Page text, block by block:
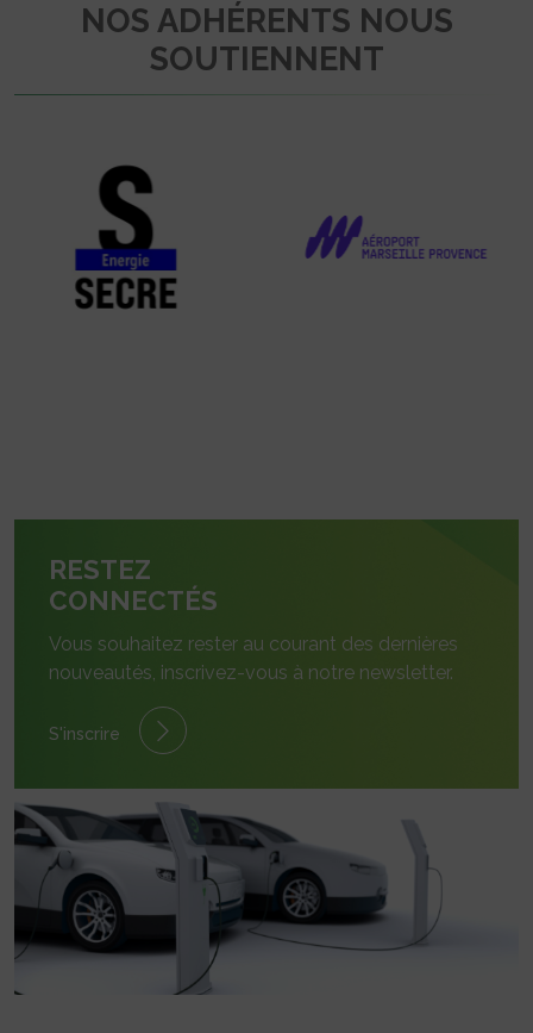
NOS ADHÉRENTS NOUS
SOUTIENNENT
RESTEZ
CONNECTÉS
Vous souhaitez rester au courant des dernières
nouveautés, inscrivez-vous à notre newsletter.
S'inscrire